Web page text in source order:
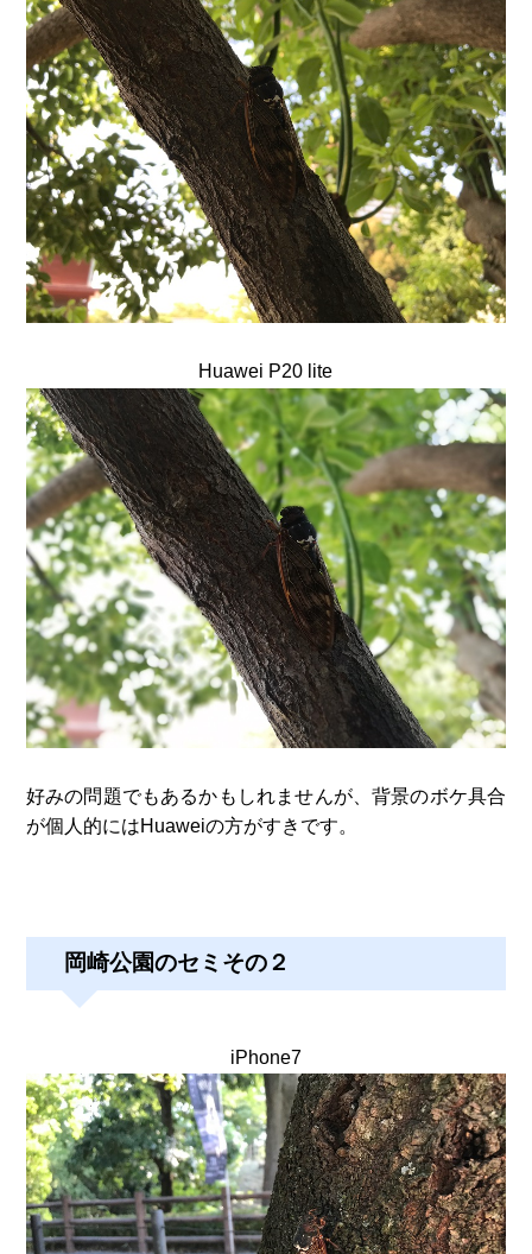
Huawei P20 lite
好みの問題でもあるかもしれませんが、背景のボケ具合
が個人的にはHuaweiの方がすきです。
岡崎公園のセミその２
iPhone7